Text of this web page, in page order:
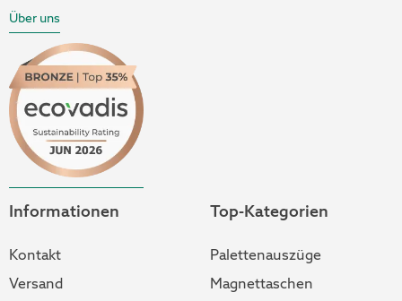
Informationen
Kontakt
Versand
Top-Kategorien
Palettenauszüge
Magnettaschen
Über uns